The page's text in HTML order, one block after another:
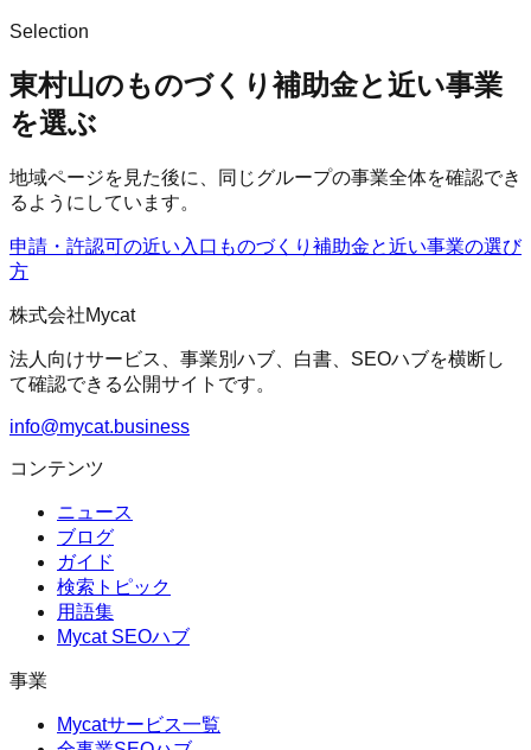
Selection
東村山のものづくり補助金と近い事業
を選ぶ
地域ページを見た後に、同じグループの事業全体を確認でき
るようにしています。
申請・許認可の近い入口 ものづくり補助金と近い事業の選び
方
株式会社Mycat
法人向けサービス、事業別ハブ、白書、SEOハブを横断し
て確認できる公開サイトです。
info@mycat.business
コンテンツ
ニュース
ブログ
ガイド
検索トピック
用語集
Mycat SEOハブ
事業
Mycatサービス一覧